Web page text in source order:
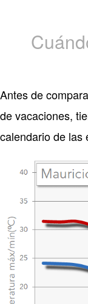
Antes de
de vacaciones,
calendario de las